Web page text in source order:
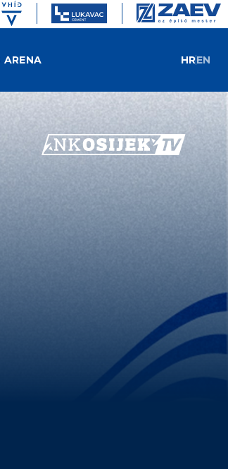
ARENA HREN